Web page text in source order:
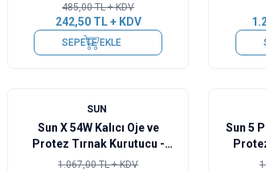
485,00TL + KDV
242,50TL + KDV
SEPETE EKLE
SUN
Sun X 54W Kalıcı Oje ve
Protez Tırnak Kurutucu -
Mavi
1.067,00TL + KDV
Sun 5